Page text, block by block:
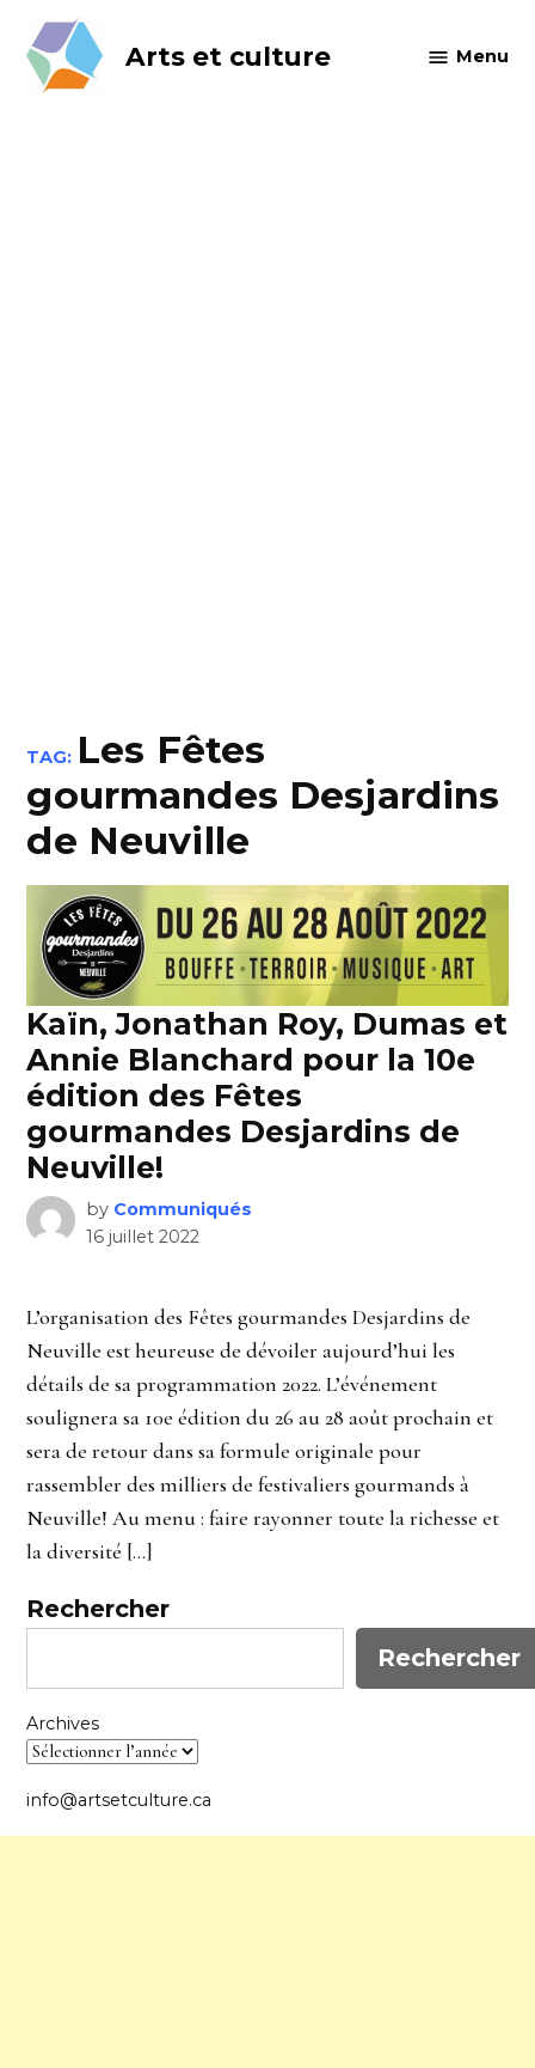
content
Arts et culture Menu
TAG: Les Fêtes
gourmandes Desjardins
de Neuville
Kaïn, Jonathan Roy, Dumas et
Annie Blanchard pour la 10e
édition des Fêtes
gourmandes Desjardins de
Neuville!
by Communiqués
16 juillet 2022
L’organisation des Fêtes gourmandes Desjardins de
Neuville est heureuse de dévoiler aujourd’hui les
détails de sa programmation 2022. L’événement
soulignera sa 10e édition du 26 au 28 août prochain et
sera de retour dans sa formule originale pour
rassembler des milliers de festivaliers gourmands à
Neuville! Au menu : faire rayonner toute la richesse et
la diversité […]
Rechercher
Rechercher
Archives
info@artsetculture.ca